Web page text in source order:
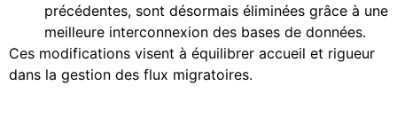
précédentes, sont désormais éliminées grâce à une
meilleure interconnexion des bases de données.
Ces modifications visent à équilibrer accueil et rigueur
dans la gestion des flux migratoires.